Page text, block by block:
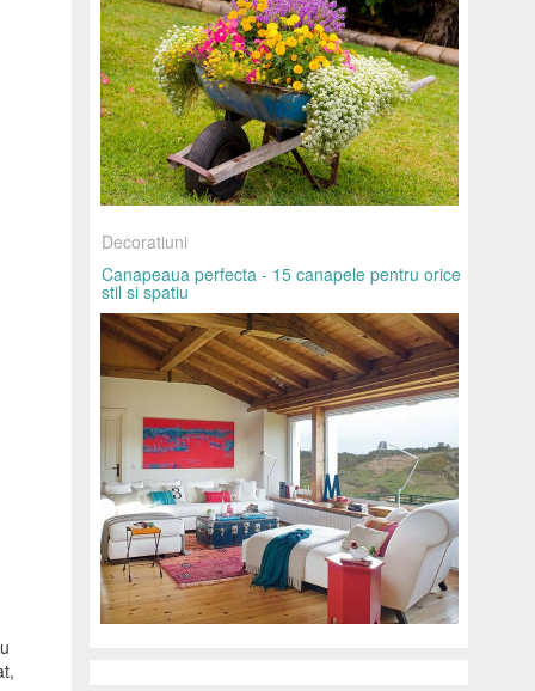
Decoratiuni
Canapeaua perfecta - 15 canapele pentru orice
stil si spatiu